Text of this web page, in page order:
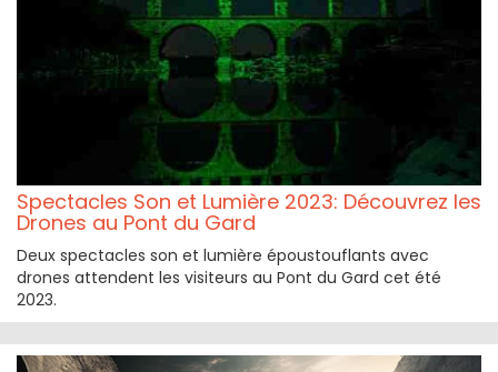
Spectacles Son et Lumière 2023: Découvrez les
Drones au Pont du Gard
Deux spectacles son et lumière époustouflants avec
drones attendent les visiteurs au Pont du Gard cet été
2023.